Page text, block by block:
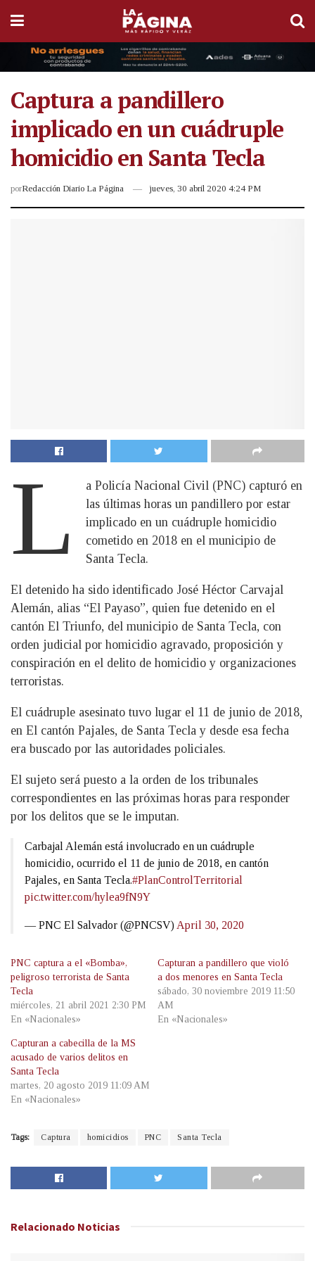
Captura a pandillero
implicado en un cuádruple
homicidio en Santa Tecla
porRedacción Diario La Página jueves, 30 abril 2020 4:24 PM
L
a Policía Nacional Civil (PNC) capturó en
las últimas horas un pandillero por estar
implicado en un cuádruple homicidio
cometido en 2018 en el municipio de
Santa Tecla.
El detenido ha sido identificado José Héctor Carvajal
Alemán, alias “El Payaso”, quien fue detenido en el
cantón El Triunfo, del municipio de Santa Tecla, con
orden judicial por homicidio agravado, proposición y
conspiración en el delito de homicidio y organizaciones
terroristas.
El cuádruple asesinato tuvo lugar el 11 de junio de 2018,
en El cantón Pajales, de Santa Tecla y desde esa fecha
era buscado por las autoridades policiales.
El sujeto será puesto a la orden de los tribunales
correspondientes en las próximas horas para responder
por los delitos que se le imputan.
Carbajal Alemán está involucrado en un cuádruple
homicidio, ocurrido el 11 de junio de 2018, en cantón
Pajales, en Santa Tecla.#PlanControlTerritorial
pic.twitter.com/hylea9fN9Y
— PNC El Salvador (@PNCSV) April 30, 2020
PNC captura a el «Bomba»,
peligroso terrorista de Santa
Tecla
miércoles, 21 abril 2021 2:30 PM
En «Nacionales»
Capturan a pandillero que violó
a dos menores en Santa Tecla
sábado, 30 noviembre 2019 11:50
AM
En «Nacionales»
Capturan a cabecilla de la MS
acusado de varios delitos en
Santa Tecla
martes, 20 agosto 2019 11:09 AM
En «Nacionales»
Tags: Captura homicidios PNC Santa Tecla
Relacionado Noticias